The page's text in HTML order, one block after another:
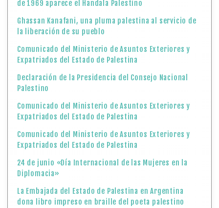
de 1969 aparece el Handala Palestino
Ghassan Kanafani, una pluma palestina al servicio de
la liberación de su pueblo
Comunicado del Ministerio de Asuntos Exteriores y
Expatriados del Estado de Palestina
Declaración de la Presidencia del Consejo Nacional
Palestino
Comunicado del Ministerio de Asuntos Exteriores y
Expatriados del Estado de Palestina
Comunicado del Ministerio de Asuntos Exteriores y
Expatriados del Estado de Palestina
24 de junio «Día Internacional de las Mujeres en la
Diplomacia»
La Embajada del Estado de Palestina en Argentina
dona libro impreso en braille del poeta palestino